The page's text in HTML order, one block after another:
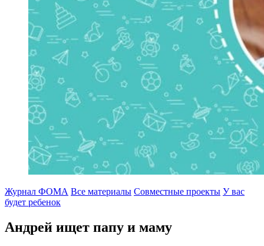
Журнал ФОМА Все материалы Совместные проекты У вас
будет ребенок
Андрей ищет папу и маму